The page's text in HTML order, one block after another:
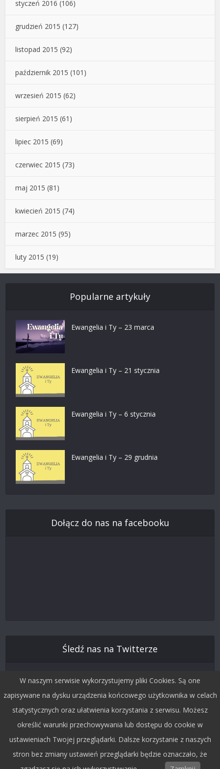
styczeń 2016 (106)
grudzień 2015 (127)
listopad 2015 (92)
październik 2015 (101)
wrzesień 2015 (62)
sierpień 2015 (61)
lipiec 2015 (69)
czerwiec 2015 (73)
maj 2015 (81)
kwiecień 2015 (74)
marzec 2015 (95)
luty 2015 (19)
Popularne artykuły
Ewangelia i Ty – 23 marca
Ewangelia i Ty – 21 stycznia
Ewangelia i Ty – 6 stycznia
Ewangelia i Ty – 29 grudnia
Dołącz do nas na facebooku
Śledź nas na Twitterze
Copyright © 2015 by Dobra Fala.
W naszym serwisie wykorzystujemy pliki Cookies. Są one
zapisywane na dysku urządzenia końcowego użytkownika w celach
statystycznych oraz ułatwienia korzystania z serwisu. Możesz
określić warunki przechowywania lub dostępu do cookie w
ustawieniach Twojej przeglądarki. Dalsze korzystanie z naszych
stron bez zmiany ustawień przeglądarki będzie oznaczało, że